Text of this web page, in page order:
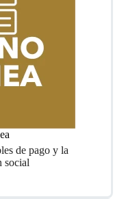
de pago y la
social